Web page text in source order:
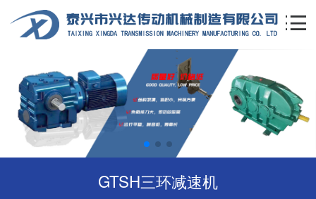
GTSH三环减速机